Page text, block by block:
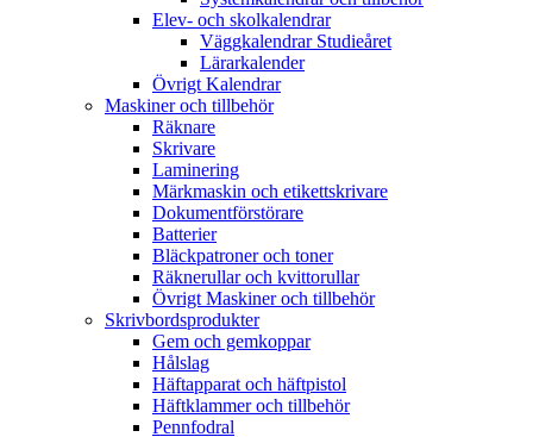
Elev- och skolkalendrar
Väggkalendrar Studieåret
Lärarkalender
Övrigt Kalendrar
Maskiner och tillbehör
Räknare
Skrivare
Laminering
Märkmaskin och etikettskrivare
Dokumentförstörare
Batterier
Bläckpatroner och toner
Räknerullar och kvittorullar
Övrigt Maskiner och tillbehör
Skrivbordsprodukter
Gem och gemkoppar
Hålslag
Häftapparat och häftpistol
Häftklammer och tillbehör
Pennfodral